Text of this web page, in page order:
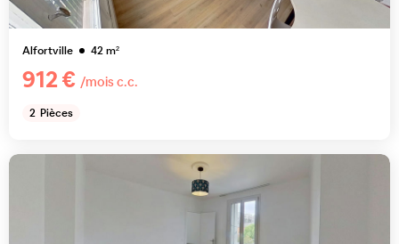
Alfortville 42m²
912 € /mois c.c.
2 Pièces